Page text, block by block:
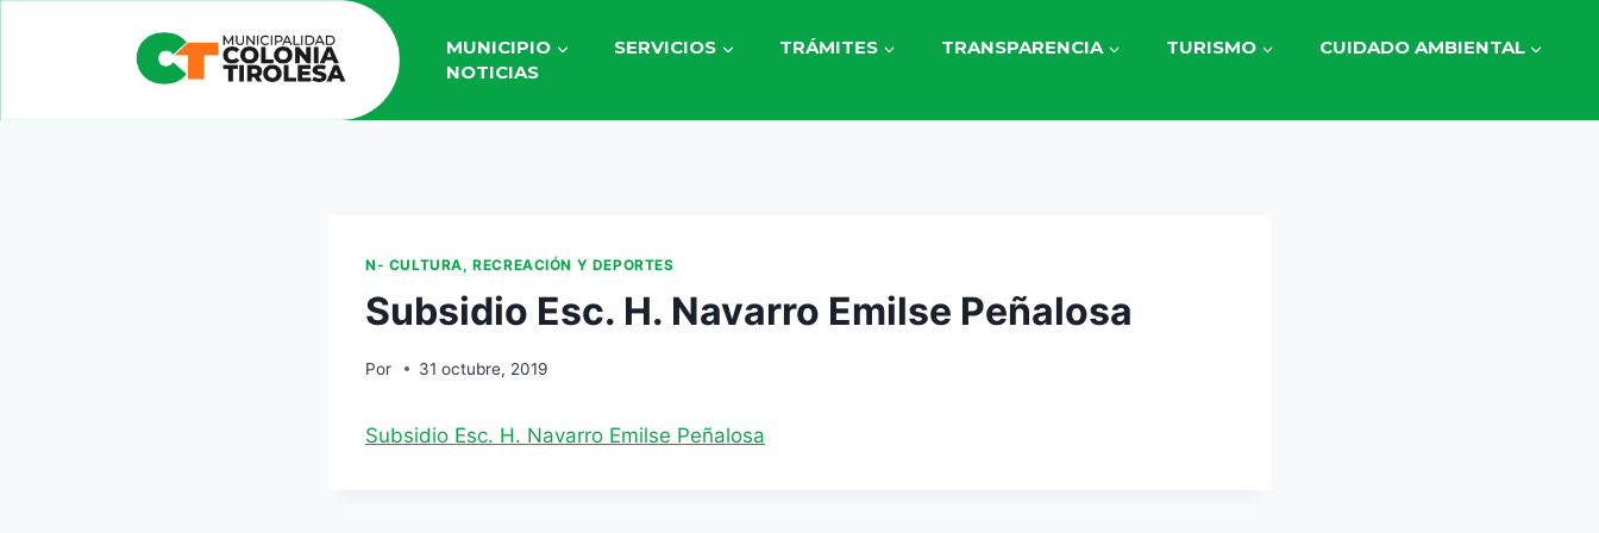
MUNICIPIO SERVICIOS TRÁMITES TRANSPARENCIA TURISMO
CUIDADO AMBIENTAL
NOTICIAS
N- CULTURA, RECREACIÓN Y DEPORTES
Subsidio Esc. H. Navarro Emilse Peñalosa
Por 31 octubre, 2019
Subsidio Esc. H. Navarro Emilse Peñalosa